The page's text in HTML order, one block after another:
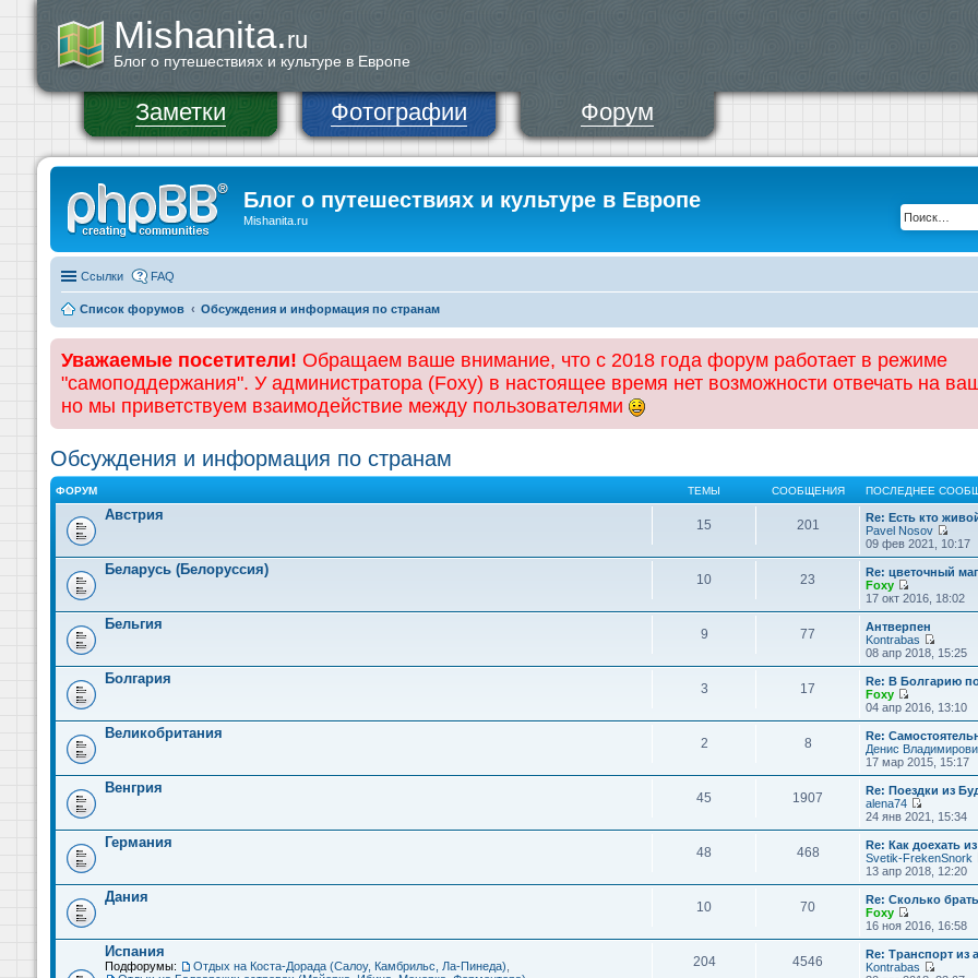
Mishanita.ru
Блог о путешествиях и культуре в Европе
Заметки Фотографии Форум
Блог о путешествиях и культуре в Европе
Mishanita.ru
Ссылки FAQ
Список форумов Обсуждения и информация по странам
Уважаемые посетители! Обращаем ваше внимание, что с 2018 года форум работает в режиме
"самоподдержания". У администратора (Foxy) в настоящее время нет возможности отвечать на
но мы приветствуем взаимодействие между пользователями
Обсуждения и информация по странам
ФОРУМ ТЕМЫ СООБЩЕНИЯ ПОСЛЕДНЕЕ
Австрия
15 201
Re: Есть кто
Pavel Nosov
П
е
р
е
й
т
п
о
л
д
н
е
м
у
с
о
б
щ
е
н
и
ю
09 фев 2021, 10:17
Беларусь (Белоруссия)
10 23
Re: цветочный
Foxy
П
е
р
е
й
т
к
п
о
л
е
д
н
е
м
у
с
о
о
б
щ
е
и
ю
17 окт 2016, 18:02
Бельгия
9 77
Антверпен
Kontrabas
П
е
р
е
й
т
к
п
о
л
д
н
е
м
у
с
о
б
щ
е
н
08 апр 2018, 15:25
Болгария
3 17
Re: В Болгарию
Foxy
П
е
р
е
й
т
к
п
о
л
е
д
н
е
у
с
о
о
04 апр 2016, 13:10
Великобритания
2 8
Re:
Денис
17 мар 2015, 15:17
Венгрия
45 1907
Re: Поездки из
alena74
П
е
р
е
й
т
к
п
о
л
е
24 янв 2021, 15:34
Германия
48 468
Re: Как доехать
Svetik-FrekenSnork
13 апр 2018, 12:20
Дания
10 70
Re: Сколько
Foxy
П
е
р
е
й
16 ноя 2016, 16:58
Испания
Подфорумы: Отдых на Коста-Дорада (Салоу, Камбрильс, Ла-Пинеда) 204 4546
Re: Транспорт из
Kontrabas